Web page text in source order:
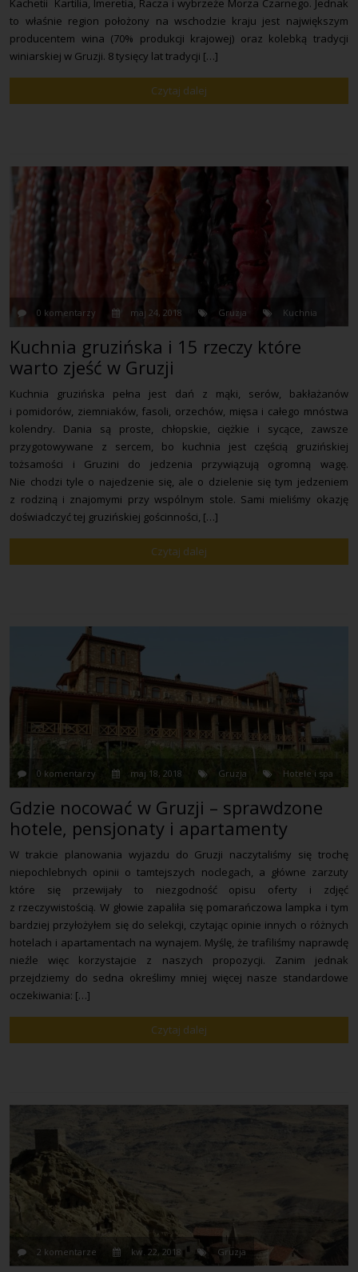
Kachetii Kartilia, Imeretia, Racza i wybrzeże Morza Czarnego. Jednak
to właśnie region położony na wschodzie kraju jest największym
producentem wina (70% produkcji krajowej) oraz kolebką tradycji
winiarskiej w Gruzji. 8 tysięcy lat tradycji […]
Czytaj dalej
0 komentarzy maj 24, 2018 Gruzja Kuchnia
Kuchnia gruzińska i 15 rzeczy które
warto zjeść w Gruzji
Kuchnia gruzińska pełna jest dań z mąki, serów, bakłażanów
i pomidorów, ziemniaków, fasoli, orzechów, mięsa i całego mnóstwa
kolendry. Dania są proste, chłopskie, ciężkie i sycące, zawsze
przygotowywane z sercem, bo kuchnia jest częścią gruzińskiej
tożsamości i Gruzini do jedzenia przywiązują ogromną wagę.
Nie chodzi tyle o najedzenie się, ale o dzielenie się tym jedzeniem
z rodziną i znajomymi przy wspólnym stole. Sami mieliśmy okazję
doświadczyć tej gruzińskiej gościnności, […]
Czytaj dalej
0 komentarzy maj 18, 2018 Gruzja Hotele i spa
Gdzie nocować w Gruzji – sprawdzone
hotele, pensjonaty i apartamenty
W trakcie planowania wyjazdu do Gruzji naczytaliśmy się trochę
niepochlebnych opinii o tamtejszych noclegach, a główne zarzuty
które się przewijały to niezgodność opisu oferty i zdjęć
z rzeczywistością. W głowie zapaliła się pomarańczowa lampka i tym
bardziej przyłożyłem się do selekcji, czytając opinie innych o różnych
hotelach i apartamentach na wynajem. Myślę, że trafiliśmy naprawdę
nieźle więc korzystajcie z naszych propozycji. Zanim jednak
przejdziemy do sedna określimy mniej więcej nasze standardowe
oczekiwania: […]
Czytaj dalej
2 komentarze kw. 22, 2018 Gruzja